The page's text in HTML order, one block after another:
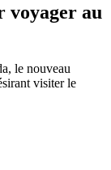
voyager au
le nouveau
visiter le